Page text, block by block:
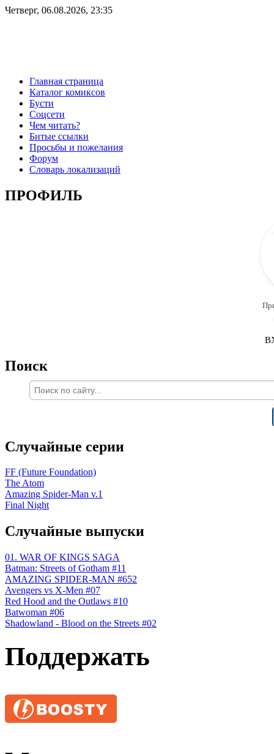
Четверг, 06.08.2026, 23:35
Главная страница
Каталог комиксов
Бусти
Соцсети
Чем читать?
Битые ссылки
Просьбы и пожелания
Форум
Словарь локализаций
ПРОФИЛЬ
Поиск
Случайные серии
FF (Future Foundation)
The Atom
Amazing Spider-Man v.1
Final Night
Случайные выпуски
01. WAR OF KINGS SAGA
Batman: Streets of Gotham #11
AMAZING SPIDER-MAN #652
Avengers vs X-Men #07
Red Hood and the Outlaws #10
Batwoman #06
Shadowland - Blood on the Streets #02
Поддержать